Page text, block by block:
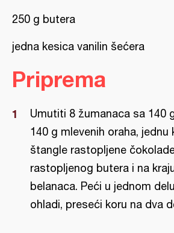
250 g butera
jedna kesica vanilin šećera
Priprema
Umutiti 8 žumanaca sa 140
140 g mlevenih oraha, jednu
štangle rastopljene
rastopljenog butera i na
belanaca. Peći u jednom
ohladi, preseći koru na dva